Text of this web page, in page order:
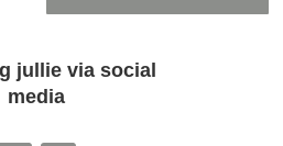
jullie via social
media